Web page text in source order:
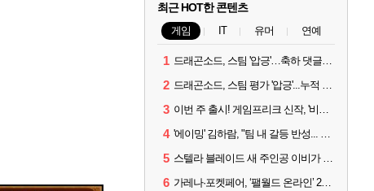
최근 HOT한 콘텐츠
게임 IT 유머 연예
1 드래곤소드, 스팀 '압긍'…축하 댓글 달고 게임 코드 받자!
2 드래곤소드, 스팀 평가 '압긍'...누적 판매량 20만장 돌파
3 이번 주 출시! 게임프리크 신작, '비스트 오브 리인카네이션'
4 '에이밍' 김하람, "팀 내 갈등 반성... 끝까지 뛰고 싶었다"
5 스텔라 블레이드 새 주인공 이비가 부릅니다, 'Wanna be in LOVE' 뮤비 공개
6 가레나·포켓페어, ‘팰월드 온라인’ 2026년 출시 예고